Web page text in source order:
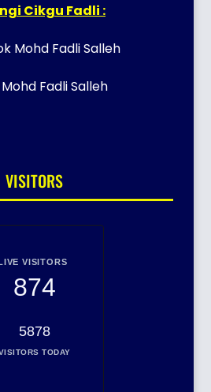
Cikgu Fadli :
Mohd Fadli Salleh
Fadli Salleh
VISITORS
LIVE VISITORS
874
5878
TODAY